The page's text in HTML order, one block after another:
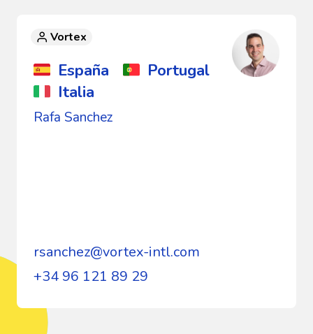
Vortex
España
Portugal
Italia
Rafa Sanchez
rsanchez@vortex-intl.com
+34 96 121 89 29